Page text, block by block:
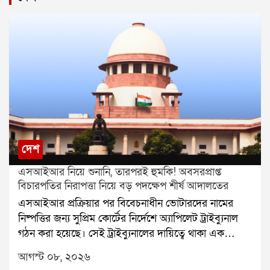
দেশ
এসআইআর নিয়ে শুনানি, তারপরই হুমকি! অবসরপ্রাপ্ত
বিচারপতির নিরাপত্তা নিয়ে বড় পদক্ষেপ শীর্ষ আদালতের
এসআইআর প্রক্রিয়ার পর বিবেচনাধীন ভোটারদের নামের
নিষ্পত্তির জন্য সুপ্রিম কোর্টের নির্দেশে অ্যাপিলেট ট্রাইব্যুনাল
গঠন করা হয়েছে। সেই ট্রাইব্যুনালের দায়িত্বে থাকা এক
অবসরপ্রাপ্ত বিচারপতির নিরাপত্তা নিয়ে এবার প্রশ্ন উঠল।
হুমকি, পথ দুর্ঘটনা এবং বাড়িতে চিঠি আসার অভিযোগের পর
আগস্ট ০৮, ২০২৬